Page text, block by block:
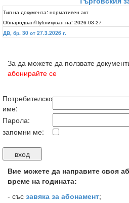
Тип на документа: нормативен акт
Обнародван/Публикуван на: 2026-03-27
ДВ, бр. 30 от 27.3.2026 г.
За да можете да ползвате
абонирайте се
Потребителско
име:
Парола:
запомни ме:
Вие можете да направите своя
време на годината:
- със завяка за абонамент;